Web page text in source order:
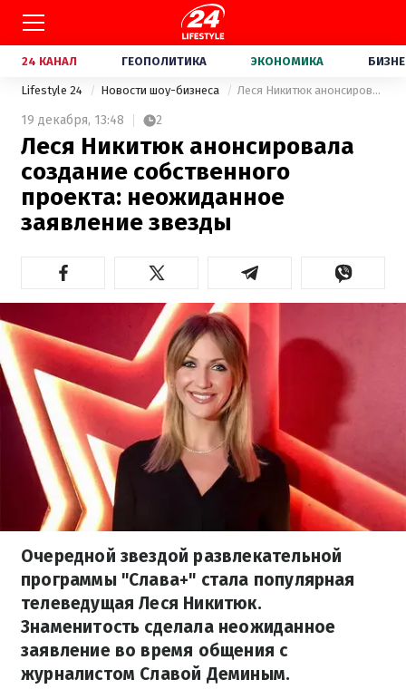
24 КАНАЛ ГЕОПОЛИТИКА ЭКОНОМИКА
Lifestyle 24 Новости шоу-бизнеса Леся Никитюк анонсировала создание собственного проекта: неожиданное заявление звезды
19 декабря, 13:48 2
Леся Никитюк анонсировала
создание собственного
проекта: неожиданное
заявление звезды
Очередной звездой развлекательной
программы "Слава+" стала популярная
телеведущая Леся Никитюк.
Знаменитость сделала неожиданное
заявление во время общения с
журналистом Славой Деминым.